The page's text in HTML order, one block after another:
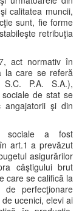
calitatea muncii,
sunt, fie forme
retribuţia
act normativ în
la care se referă
S.C. P.A. S.A.),
de stat se
angajatorii şi din
sociale a fost
art.1 a prevăzut
asigurărilor
câştigului brut
care se califică la
perfecţionare
ucenici, elevi ai